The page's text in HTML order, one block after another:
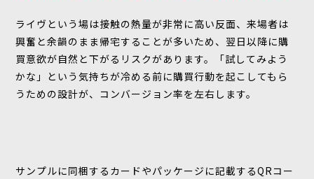
ライヴという場は接触の熱量が非常に高い反面、来場者は
興奮と余韻のまま帰宅することが多いため、翌日以降に購
買意欲が自然と下がるリスクがあります。「試してみよう
かな」という気持ちが冷める前に購買行動を起こしてもら
うための設計が、コンバージョン率を左右します。
サンプルに同梱するカードやパッケージに記載するQRコー